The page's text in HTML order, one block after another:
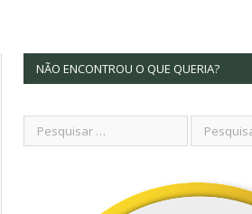
NÃO ENCONTROU O QUE QUERIA?